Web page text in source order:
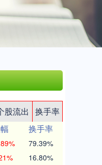
股流出
换手率
换手率
79.39%
16.80%